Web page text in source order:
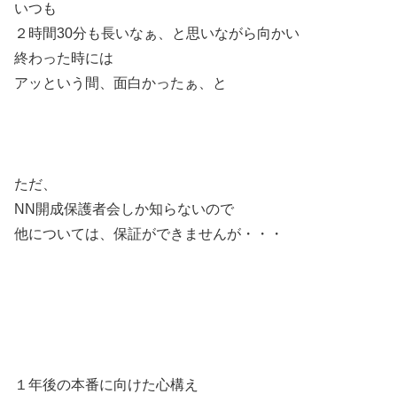
いつも
２時間30分も長いなぁ、と思いながら向かい
終わった時には
アッという間、面白かったぁ、と
ただ、
NN開成保護者会しか知らないので
他については、保証ができませんが・・・
１年後の本番に向けた心構え